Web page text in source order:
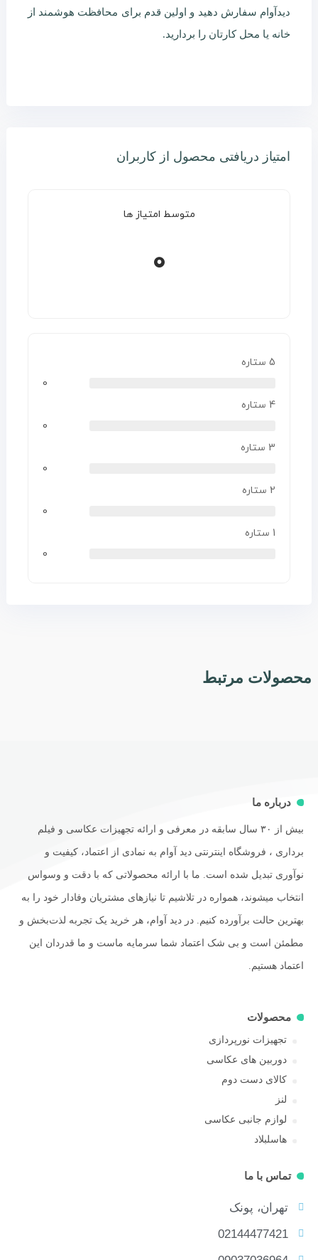
دیدآوام سفارش دهید و اولین قدم برای محافظت هوشمند از
خانه یا محل کارتان را بردارید.
امتیاز دریافتی محصول از کاربران
متوسط امتیاز ها
0
5 ستاره
0
4 ستاره
0
3 ستاره
0
2 ستاره
0
1 ستاره
0
محصولات مرتبط
درباره ما
بیش از ۳۰ سال سابقه در معرفی و ارائه تجهیزات عکاسی و فیلم
برداری ، فروشگاه اینترنتی دید آوام به نمادی از اعتماد، کیفیت و
نوآوری تبدیل شده است. ما با ارائه محصولاتی که با دقت و وسواس
انتخاب میشوند، همواره در تلاشیم تا نیازهای مشتریان وفادار خود را به
بهترین حالت برآورده کنیم. در دید آوام، هر خرید یک تجربه لذت‌بخش و
مطمئن است و بی شک اعتماد شما سرمایه ماست و ما قدردان این
اعتماد هستیم.
محصولات
تجهیزات نورپردازی
دوربین های عکاسی
کالای دست دوم
لنز
لوازم جانبی عکاسی
هاسلبلاد
تماس با ما
تهران، پونک
02144477421